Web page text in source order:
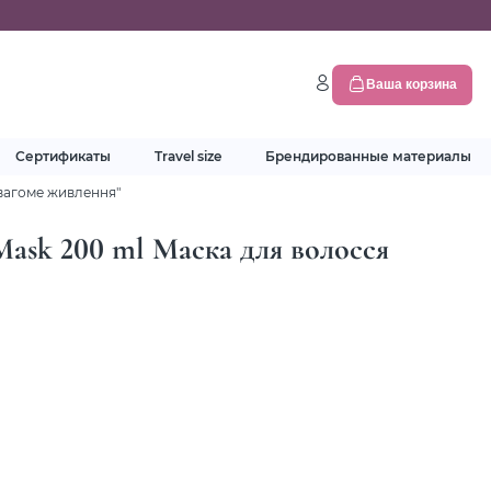
Ваша корзина
Сертификаты Travel size Брендированные материалы
живлення"
200 ml Маска для волосся